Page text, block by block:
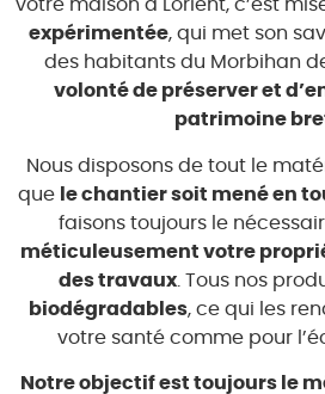
votre maison à Lorient, c’est
expérimentée, qui met son
des habitants du Morbihan
volonté de préserver et
patrimoine
Nous disposons de tout le
que le chantier soit mené en
faisons toujours le
méticuleusement votre
des travaux . Tous nos
biodégradables, ce qui les
votre santé comme pour
Notre objectif est toujours le